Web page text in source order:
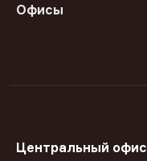
Офисы
Центральный офис